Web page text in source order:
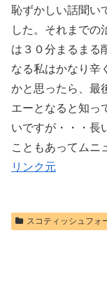
恥ずかしい話聞い
した。それまでの
は３０分まるまる
なる私はかなり辛
かと思ったら、最
エーとなると知っ
いですが・・・長
こともあってムニ
リンク元
スコティッシュフォ